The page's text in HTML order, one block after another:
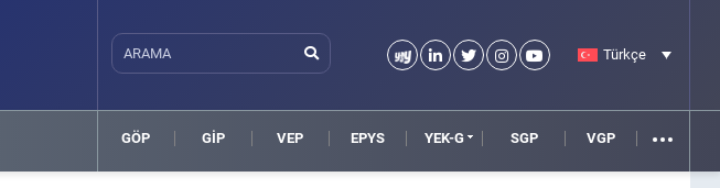
Türkçe
GÖP GİP VEP EPYS YEK-G SGP VGP